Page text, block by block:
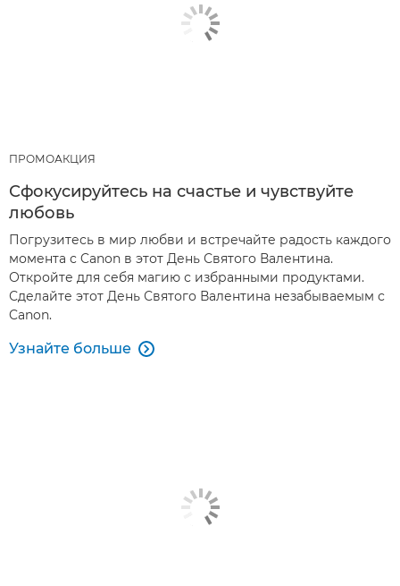
ПРОМОАКЦИЯ
Сфокусируйтесь на счастье и чувствуйте
любовь
Погрузитесь в мир любви и встречайте радость каждого
момента с Canon в этот День Святого Валентина.
Откройте для себя магию с избранными продуктами.
Сделайте этот День Святого Валентина незабываемым с
Canon.
Узнайте больше 